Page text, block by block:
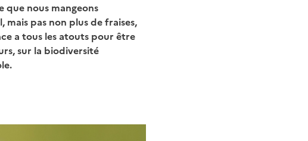
que nous mangeons
mais pas non plus de fraises,
a tous les atouts pour être
sur la biodiversité